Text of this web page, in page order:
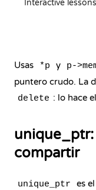
Interactive
Usas *p y p-
puntero crudo. La
delete : lo hace
compartir
unique_ptr
es